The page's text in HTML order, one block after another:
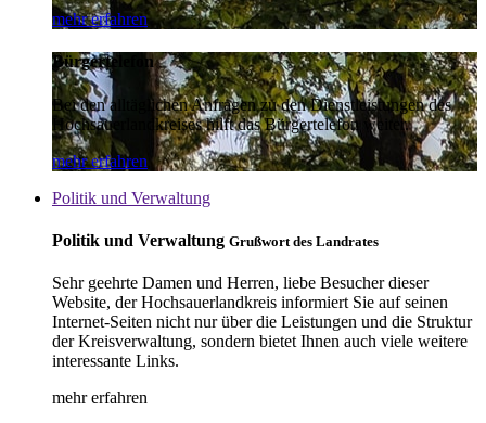
mehr erfahren
Bürgertelefon
Bei den alltäglichen Anfragen zu den Dienstleistungen des
Hochsauerlandkreises hilft das Bürgertelefon weiter.
mehr erfahren
Politik und Verwaltung
Politik und Verwaltung Grußwort des Landrates
Sehr geehrte Damen und Herren, liebe Besucher dieser
Website, der Hochsauerlandkreis informiert Sie auf seinen
Internet-Seiten nicht nur über die Leistungen und die Struktur
der Kreisverwaltung, sondern bietet Ihnen auch viele weitere
interessante Links.
mehr erfahren